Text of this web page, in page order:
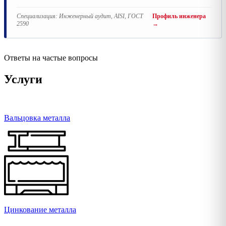
Специализация: Инженерный аудит, AISI, ГОСТ
2590
Профиль инженера
→
Ответы на частые вопросы
Услуги
Вальцовка металла
Цинкование металла